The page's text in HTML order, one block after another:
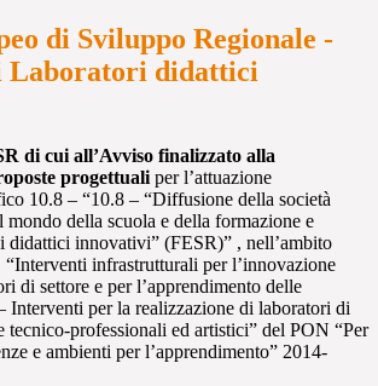
di Sviluppo Regionale -
Laboratori didattici
di cui all’Avviso finalizzato alla
progettuali per l’attuazione
10.8 – “10.8 – “Diffusione della società
mondo della scuola e della formazione e
didattici innovativi” (FESR)” , nell’ambito
“Interventi infrastrutturali per l’innovazione
di settore e per l’apprendimento delle
Interventi per la realizzazione di laboratori di
tecnico-professionali ed artistici” del PON “Per
e ambienti per l’apprendimento” 2014-